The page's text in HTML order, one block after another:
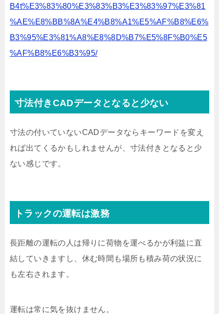
B4t%E3%83%80%E3%83%B3%E3%83%97%E3%81
%AE%E8%BB%8A%E4%B8%A1%E5%AF%B8%E6%
B3%95%E3%81%A8%E8%8D%B7%E5%8F%B0%E5
%AF%B8%E6%B3%95/
寸法付きCADデータとなると少ない
寸法の付いていないCADデータならキーワードを変え
れば出てくるかもしれませんが、寸法付きとなると少
ない感じです。
トラックの運転は激務
長距離の運転の人は帰りに荷物を運べるかが利益に直
結していきますし、休む時間も場所も積み荷の状況に
も左右されます。
運転は常に気を抜けません。